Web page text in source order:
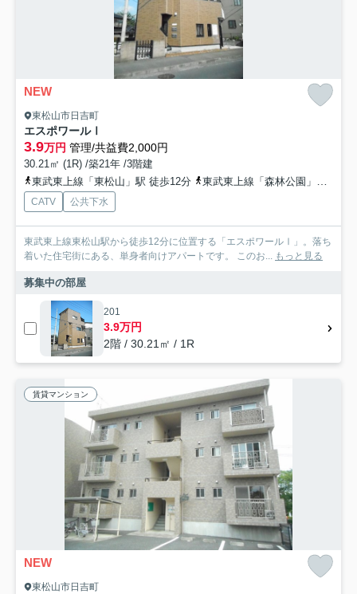
NEW
東松山市日吉町
エスポワールⅠ
3.9万円 管理/共益費2,000円
30.21㎡ (1R) /築21年 /3階建
東武東上線「東松山」駅 徒歩12分
東武東上線「森林公園」駅 徒歩37分
CATV 公共下水
東武東上線東松山駅から徒歩12分に位置する「エスポワールⅠ」。落ち
着いた住宅街にある、単身者向けアパートです。 このお... もっと見る
募集中の部屋
201
3.9万円
2階 / 30.21㎡ / 1R
賃貸マンション
NEW
東松山市日吉町